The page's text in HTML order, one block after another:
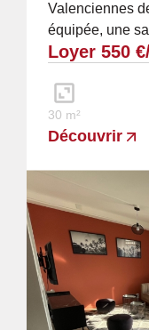
Valenciennes
équipée, une
chambre à
Loyer 550
30 m²
Découvrir